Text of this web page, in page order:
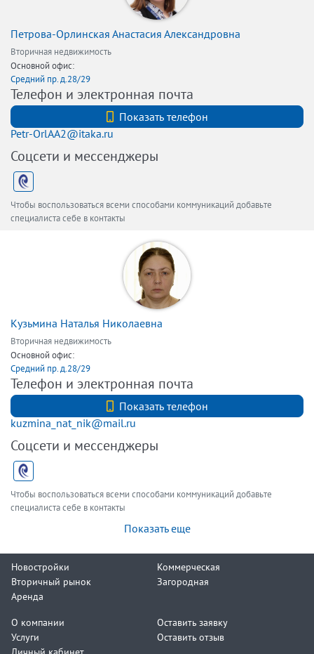
Петрова-Орлинская Анастасия Александровна
Вторичная недвижимость
Основной офис:
Средний пр. д.28/29
Телефон и электронная почта
Показать телефон
Petr-OrlAA2@itaka.ru
Соцсети и мессенджеры
Чтобы воспользоваться всеми способами коммуникаций добавьте
специалиста себе в контакты
Кузьмина Наталья Николаевна
Вторичная недвижимость
Основной офис:
Средний пр. д.28/29
Телефон и электронная почта
Показать телефон
kuzmina_nat_nik@mail.ru
Соцсети и мессенджеры
Чтобы воспользоваться всеми способами коммуникаций добавьте
специалиста себе в контакты
Показать еще
Новостройки
Вторичный рынок
Аренда
Коммерческая
Загородная
О компании
Услуги
Оставить заявку
Оставить отзыв